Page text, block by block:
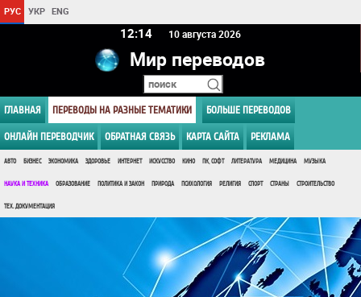
РУС УКР ENG
12 14 10 августа 2026
Мир переводов
ГЛАВНАЯ ПЕРЕВОДЫ НА РАЗНЫЕ ТЕМАТИКИ БОЛЬШЕ ПЕРЕВОДОВ
ОНЛАЙН ПЕРЕВОДЧИК ОБРАТНАЯ СВЯЗЬ КАРТА САЙТА РЕКЛАМА
АВТО БИЗНЕС ЭКОНОМИКА ЗДОРОВЬЕ ИНТЕРНЕТ ИСКУССТВО КИНО ПК, СОФТ ЛИТЕРАТУРА МЕДИЦИНА МУЗЫКА
НАУКА И ТЕХНИКА ОБРАЗОВАНИЕ ПОЛИТИКА И ЗАКОН ПРИРОДА ПСИХОЛОГИЯ РЕЛИГИЯ СПОРТ СТРАНЫ СТРОИТЕЛЬСТВО
ТЕХ. ДОКУМЕНТАЦИЯ